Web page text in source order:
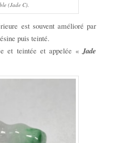
(Jade C).
est souvent amélioré par
puis teinté.
et teintée et appelée «Jade